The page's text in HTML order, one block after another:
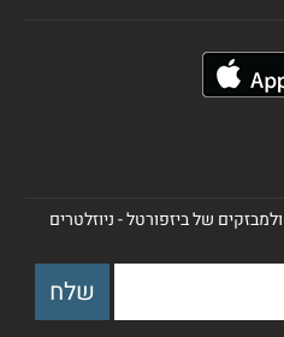
של ביזפורטל - ניוזלטרים